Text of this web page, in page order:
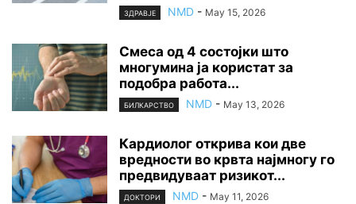
ЗДРАВЈЕ NMD - May 15, 2026
Смеса од 4 состојки што
многумина ја користат за
подобра работа...
БИЛКАРСТВО NMD - May 13, 2026
Кардиолог открива кои две
вредности во крвта најмногу го
предвидуваат ризикот...
ДОКТОРИ NMD - May 11, 2026